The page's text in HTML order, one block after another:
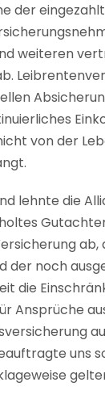
der
weiteren
von der
lehnte die
ab,
der noch
die
Ansprüche
uns